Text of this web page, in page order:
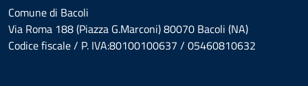
Comune di Bacoli
Via Roma 188 (Piazza G.Marconi) 80070 Bacoli (NA)
Codice fiscale / P. IVA:80100100637 / 05460810632